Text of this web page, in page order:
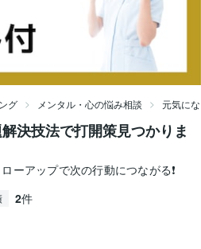
グ メンタル・心の悩み相談 元気に
決技法で打開策見つかりま
ーアップで次の行動につながる❗
2件